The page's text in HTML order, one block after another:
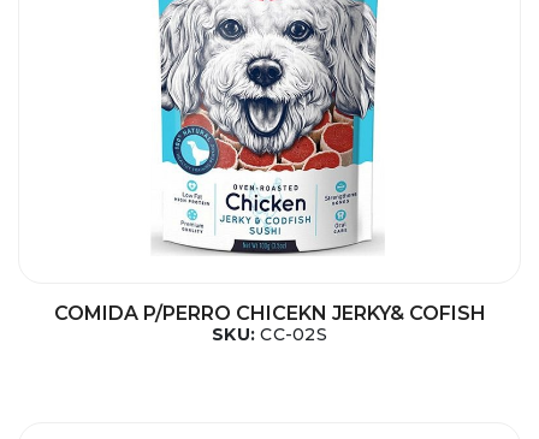
COMIDA P/PERRO CHICEKN JERKY& COFISH
SKU:CC-02S